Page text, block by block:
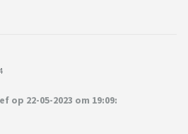
op 22-05-2023 om 19:09: